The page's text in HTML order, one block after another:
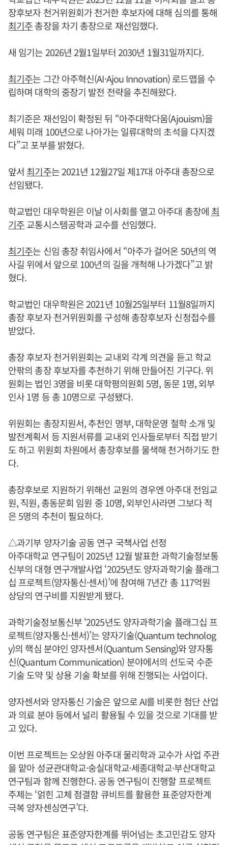
장후보자 천거위원회가 천거한 후보자에 대해 심의를 통해
최기주총장을 차기 총장으로 재선임했다.
새 임기는 2026년 2월1일부터 2030년 1월31일까지다.
최기주는 그간 아주혁신(AI·Ajou Innovation) 로드맵을 수
립하며 대학의 중장기 발전 전략을 추진해왔다.
최기준은 재선임이 확정된 뒤 “아주대학다움(Ajouism)을
세워 미래 100년으로 나아가는 일류대학의 초석을 다지겠
다”고 포부를 밝혔다.
앞서 최기주는 2021년 12월27일 제17대 아주대 총장으로
선임됐다.
학교법인 대우학원은 이날 이사회를 열고 아주대 총장에 최
기주교통시스템공학과 교수를 선임했다.
최기주는 신임 총장 취임사에서 “아주가 걸어온 50년의 역
사길 위에서 앞으로 100년의 길을 개척해 나가겠다”고 밝
혔다.
학교법인 대우학원은 2021년 10월25일부터 11월8일까지
총장 후보자 천거위원회를 구성해 총장후보자 신청접수를
받았다.
총장 후보자 천거위원회는 교내외 각계 의견을 듣고 학교
안팎의 총장 후보자를 추천하기 위해 만들어진 기구다. 위
원회는 법인 3명을 비롯 대학평의원회 5명, 동문 1명, 외부
인사 1명 등 총 10명으로 구성됐다.
위원회는 총장지원서, 추천인 명부, 대학운영 철학 소개 및
발전계획서 등 지원서류를 교내외 인사들로부터 직접 받기
도 하고 위원회 차원에서 총장후보를 물색해 천거하기도 한
다.
총장후보로 지원하기 위해선 교원의 경우엔 아주대 전임교
원, 직원, 총동문회 임원 중 10명, 외부인사라면 그보다 적
은 5명의 추천이 필요하다.
△과기부 양자기술 공동 연구 국책사업 선정
아주대학교 연구팀이 2025년 12월 발표한 과학기술정보통
신부의 대형 연구개발사업 ‘2025년도 양자과학기술 플래그
십 프로젝트(양자통신·센서)’에 참여해 7년간 총 117억원
상당의 연구비를 지원받게 됐다.
과학기술정보통신부 ‘2025년도 양자과학기술 플래그십 프
로젝트(양자통신·센서)’는 양자기술(Quantum technolog
y)의 핵심 분야인 양자센서(Quantum Sensing)와 양자통
신(Quantum Communication) 분야에서의 선도국 수준
기술 도약 및 상용 기술 확보를 위해 진행되는 사업이다.
양자센서와 양자통신 기술은 앞으로 AI를 비롯한 첨단 산업
과 의료 분야 등에서 널리 활용될 수 있을 것으로 기대를 받
고 있다.
이번 프로젝트는 오상원 아주대 물리학과 교수가 사업 주관
을 맡아 성균관대학교·숭실대학교·세종대학교·부산대학교
연구팀과 함께 진행한다. 공동 연구팀이 진행할 프로젝트
주제는 ‘얽힌 고체 점결함 큐비트를 활용한 표준양자한계
극복 양자센싱연구’다.
공동 연구팀은 표준양자한계를 뛰어넘는 초고민감도 양자